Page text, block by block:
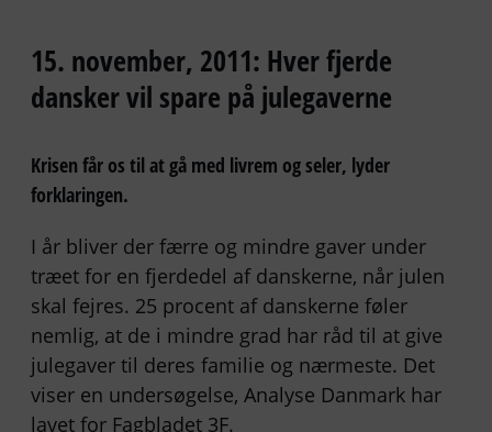
15. november, 2011: Hver fjerde
dansker vil spare på julegaverne
Krisen får os til at gå med livrem og seler, lyder
forklaringen.
I år bliver der færre og mindre gaver under
træet for en fjerdedel af danskerne, når julen
skal fejres. 25 procent af danskerne føler
nemlig, at de i mindre grad har råd til at give
julegaver til deres familie og nærmeste. Det
viser en undersøgelse, Analyse Danmark har
lavet for Fagbladet 3F.